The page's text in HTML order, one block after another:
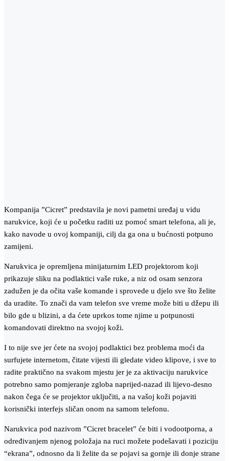
Kompanija ”Cicret” predstavila je novi pametni uređaj u vidu
narukvice, koji će u početku raditi uz pomoć smart telefona, ali je,
kako navode u ovoj kompaniji, cilj da ga ona u bućnosti potpuno
zamijeni.
Narukvica je opremljena minijaturnim LED projektorom koji
prikazuje sliku na podlaktici vaše ruke, a niz od osam senzora
zadužen je da očita vaše komande i sprovede u djelo sve što želite
da uradite. To znači da vam telefon sve vreme može biti u džepu ili
bilo gde u blizini, a da ćete uprkos tome njime u potpunosti
komandovati direktno na svojoj koži.
I to nije sve jer ćete na svojoj podlaktici bez problema moći da
surfujete internetom, čitate vijesti ili gledate video klipove, i sve to
radite praktično na svakom mjestu jer je za aktivaciju narukvice
potrebno samo pomjeranje zgloba naprijed-nazad ili lijevo-desno
nakon čega će se projektor uključiti, a na vašoj koži pojaviti
korisnički interfejs sličan onom na samom telefonu.
Narukvica pod nazivom ”Cicret bracelet” će biti i vodootporna, a
određivanjem njenog položaja na ruci možete podešavati i poziciju
“ekrana”, odnosno da li želite da se pojavi sa gornje ili donje strane